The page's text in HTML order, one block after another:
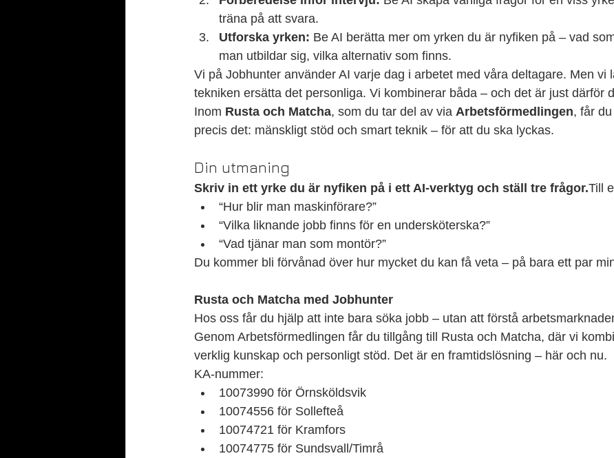
träna på att svara.
Utforska yrken: Be AI berätta mer om yrken du är nyfiken på – vad
man utbildar sig, vilka alternativ som finns.
Vi på Jobhunter använder AI varje dag i arbetet med våra deltagare. Men vi
tekniken ersätta det personliga. Vi kombinerar båda – och det är just därför
Inom Rusta och Matcha, som du tar del av via Arbetsförmedlingen, får du
precis det: mänskligt stöd och smart teknik – för att du ska lyckas.
Din utmaning
Skriv in ett yrke du är nyfiken på i ett AI-verktyg och ställ tre frågor.Till
“Hur blir man maskinförare?”
“Vilka liknande jobb finns för en undersköterska?”
“Vad tjänar man som montör?”
Du kommer bli förvånad över hur mycket du kan få veta – på bara ett par
Rusta och Matcha med Jobhunter
Hos oss får du hjälp att inte bara söka jobb – utan att förstå
Genom Arbetsförmedlingen får du tillgång till Rusta och Matcha, där vi
verklig kunskap och personligt stöd. Det är en framtidslösning – här och nu.
KA-nummer:
10073990 för Örnsköldsvik
10074556 för Sollefteå
10074721 för Kramfors
10074775 för Sundsvall/Timrå